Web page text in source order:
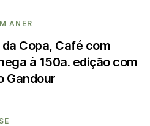
ANER
da Copa, Café com
à 150a. edição com
Gandour